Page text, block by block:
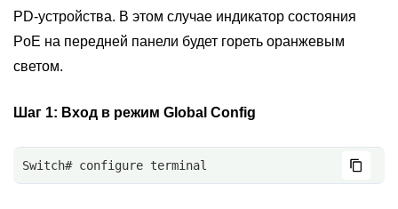
PD-устройства. В этом случае индикатор состояния
PoE на передней панели будет гореть оранжевым
светом.
Шаг 1: Вход в режим Global Config
Switch# configure terminal